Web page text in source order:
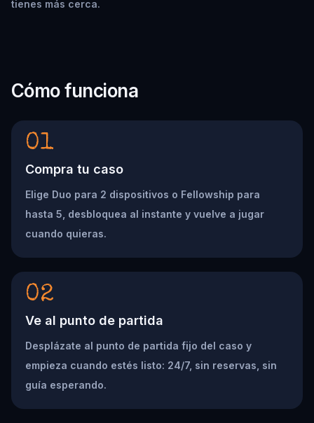
tienes más cerca.
Cómo funciona
01
Compra tu caso
Elige Duo para 2 dispositivos o Fellowship para
hasta 5, desbloquea al instante y vuelve a jugar
cuando quieras.
02
Ve al punto de partida
Desplázate al punto de partida fijo del caso y
empieza cuando estés listo: 24/7, sin reservas, sin
guía esperando.